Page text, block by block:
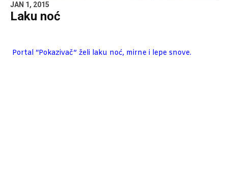
JAN 1, 2015
Laku noć
Portal “Pokazivač” želi laku noć, mirne i lepe snove.